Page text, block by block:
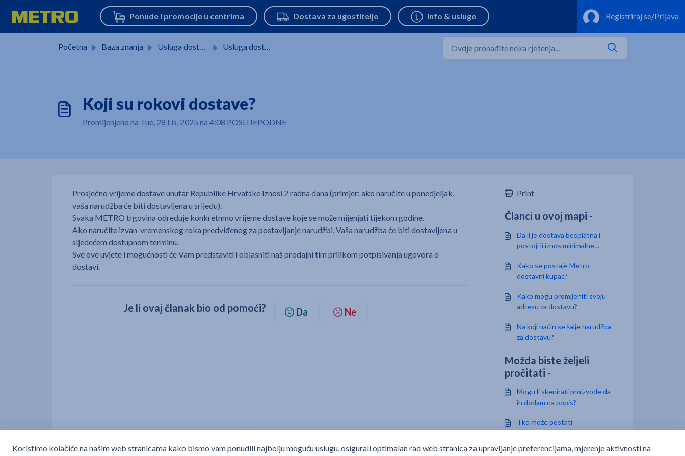
Preskoči na glavni sadržaj
Početna Baza znanja Usluga dostave Usluga dostave
Koji su rokovi dostave?
Promijenjeno na Tue, 28 Lis, 2025 na 4:08 POSLIJEPODNE
Prosječno vrijeme dostave unutar Republike Hrvatske iznosi 2 radna dana (primjer: ako naručite u ponedjeljak,
vaša narudžba će biti dostavljena u srijedu).
Svaka METRO trgovina određuje konkretnmo vrijeme dostave koje se može mijenjati tijekom godine.
Ako naručite izvan vremenskog roka predviđenog za postavljanje narudžbi, Vaša narudžba će biti dostavljena u
sljedećem dostupnom terminu.
Sve ove uvjete i mogućnosti će Vam predstaviti i objasniti naš prodajni tim prilikom potpisivanja ugovora o
dostavi.
Je li ovaj članak bio od pomoći? Da Ne
Print
Članci u ovoj mapi -
Da li je dostava besplatna i
postoji li iznos minimalne
Kako se postaje Metro
dostavni kupac?
Kako mogu promijeniti svoju
adresu za dostavu?
Na koji način se šalje narudžba
za dostavu?
Možda biste željeli
pročitati -
Mogu li skenirati proizvode da
ih dodam na popis?
Tko može postati
veleprodajni/profesionalni
Što su PROFI cijene?